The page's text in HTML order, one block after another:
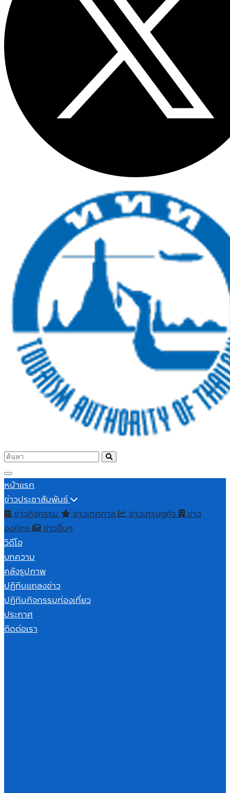
หน้าแรก
ข่าวประชาสัมพันธ์
ข่าวกิจกรรม
ข่าวเทศกาล ข่าวเศรษฐกิจ ข่าว
องค์กร
ข่าวอื่นๆ
วิดีโอ
บทความ
คลังรูปภาพ
ปฏิทินแถลงข่าว
ปฏิทินกิจกรรมท่องเที่ยว
ประกาศ
ติดต่อเรา